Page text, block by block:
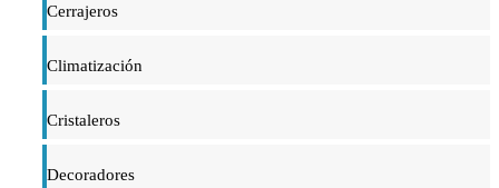
Cerrajeros
Climatización
Cristaleros
Decoradores